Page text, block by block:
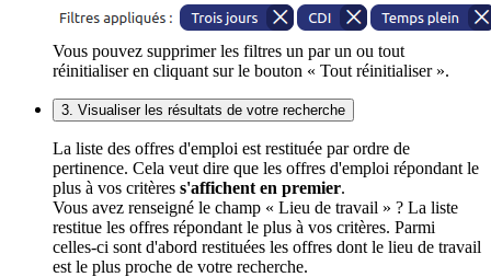
Vous pouvez supprimer les filtres un par un ou tout
réinitialiser en cliquant sur le bouton « Tout réinitialiser ».
3. Visualiser les résultats de votre recherche
La liste des offres d'emploi est restituée par ordre de
pertinence. Cela veut dire que les offres d'emploi répondant le
plus à vos critères s'affichent en premier.
Vous avez renseigné le champ « Lieu de travail » ? La liste
restitue les offres répondant le plus à vos critères. Parmi
celles-ci sont d'abord restituées les offres dont le lieu de travail
est le plus proche de votre recherche.